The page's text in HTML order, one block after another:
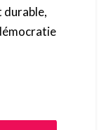
durable,